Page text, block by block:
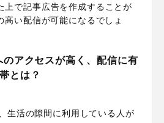
上で記事広告を作成することが
高い配信が可能になるでしょ
のアクセスが高く、配信に有
とは？
生活の隙間に利用している人が